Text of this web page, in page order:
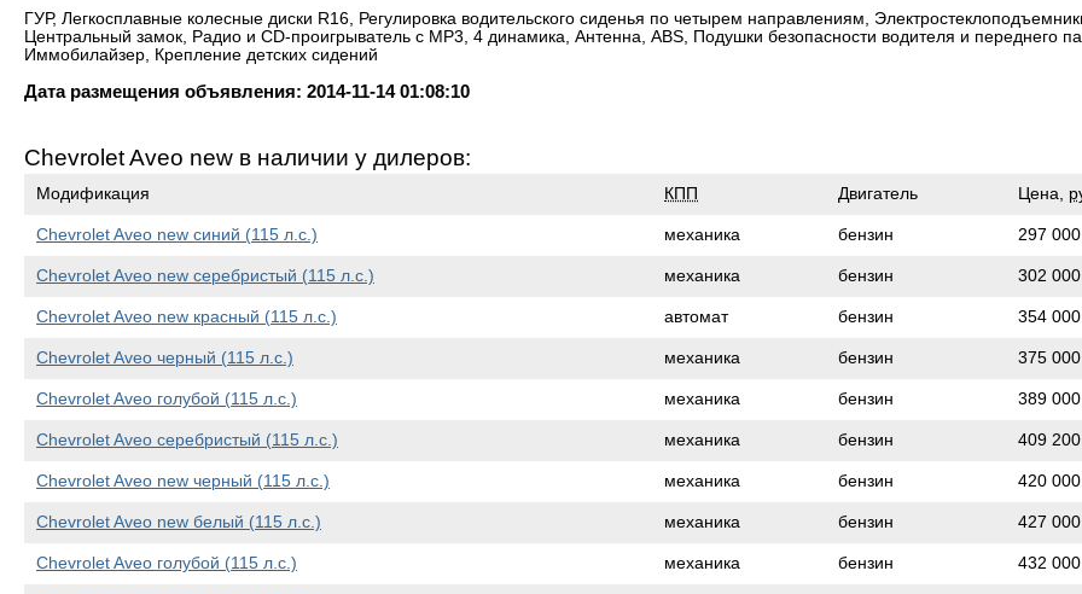
ГУР, Легкосплавные колесные диски R16, Регулировка водительского сиденья по четырем направлениям,
Центральный замок, Радио и CD-проигрыватель с MP3, 4 динамика, Антенна, ABS, Подушки безопасности водителя и переднего
Иммобилайзер, Крепление детских сидений
Дата размещения объявления: 2014-11-14 01:08:10
Chevrolet Aveo new в наличии у дилеров:
Модификация КПП Двигатель Цена,
Chevrolet Aveo new синий (115 л.с.) механика бензин 297 000
Chevrolet Aveo new серебристый (115 л.с.) механика бензин 302 000
Chevrolet Aveo new красный (115 л.с.) автомат бензин 354 000
Chevrolet Aveo черный (115 л.с.) механика бензин 375 000
Chevrolet Aveo голубой (115 л.с.) механика бензин 389 000
Chevrolet Aveo серебристый (115 л.с.) механика бензин 409 200
Chevrolet Aveo new черный (115 л.с.) механика бензин 420 000
Chevrolet Aveo new белый (115 л.с.) механика бензин 427 000
Chevrolet Aveo голубой (115 л.с.) механика бензин 432 000